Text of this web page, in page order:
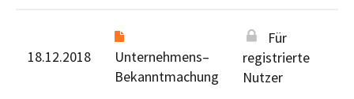
18.12.2018
Unternehmens–
Bekanntmachung
Für
registrierte
Nutzer